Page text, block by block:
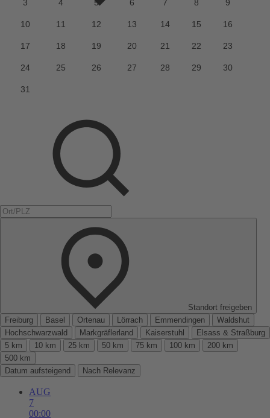
Standort freigeben
Freiburg
Basel Ortenau Lörrach Emmendingen
Waldshut
Hochschwarzwald
Markgräflerland Kaiserstuhl
Elsass & Straßburg
5 km
10 km 25 km 50 km 75 km 100 km
200 km
500 km
Datum aufsteigend
Nach Relevanz
AUG
7
00:00